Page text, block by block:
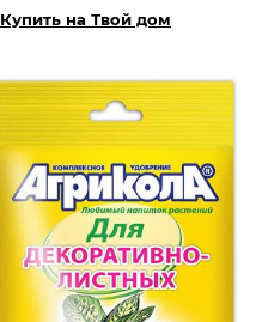
Купить на Твой дом